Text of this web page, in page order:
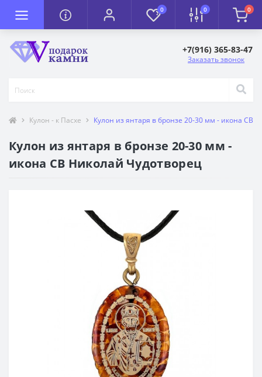
0 0 0
+7(916) 365-83-47
Заказать звонок
Кулон - к Пасхе Кулон из янтаря в бронзе 20-30 мм - икона СВ
Кулон из янтаря в бронзе 20-30 мм -
икона СВ Николай Чудотворец